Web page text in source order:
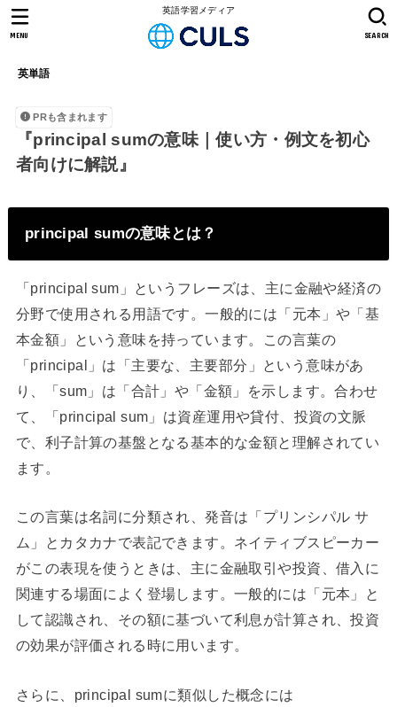
英語学習メディア
英単語
SEARCH
MENU
PRも含まれます
『principal sumの意味｜使い方・例文を初心
者向けに解説』
principal sumの意味とは？
「principal sum」というフレーズは、主に金融や経済の
分野で使用される用語です。一般的には「元本」や「基
本金額」という意味を持っています。この言葉の
「principal」は「主要な、主要部分」という意味があ
り、「sum」は「合計」や「金額」を示します。合わせ
て、「principal sum」は資産運用や貸付、投資の文脈
で、利子計算の基盤となる基本的な金額と理解されてい
ます。
この言葉は名詞に分類され、発音は「プリンシパル サ
ム」とカタカナで表記できます。ネイティブスピーカー
がこの表現を使うときは、主に金融取引や投資、借入に
関連する場面によく登場します。一般的には「元本」と
して認識され、その額に基づいて利息が計算され、投資
の効果が評価される時に用います。
さらに、principal sumに類似した概念には